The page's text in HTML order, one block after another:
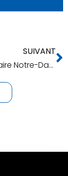
SUIVANT
École primaire Notre-Dame Limite Jean-Perrin